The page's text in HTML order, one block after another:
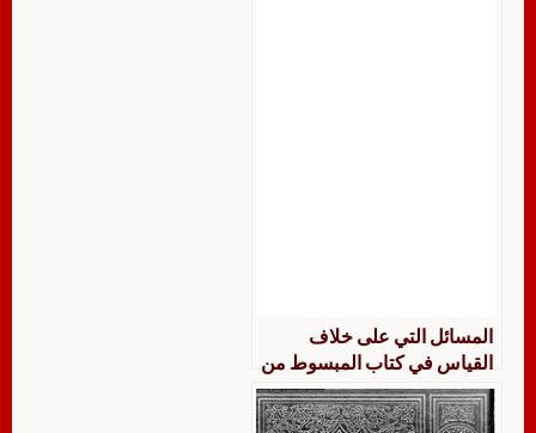
المسائل التي على خلاف
القياس في كتاب المبسوط من
بداية إقرار الوارث إلى نهاية
كتاب المبسوط جمعًا ودراسة